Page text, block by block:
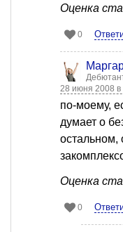
Оценка
0
28 июня 2008 в
по-моему,
думает о
остальном,
Оценка
0